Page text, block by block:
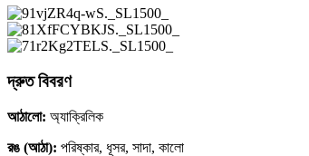
দ্রুত বিবরণ
আঠালো: অ্যাক্রিলিক
রঙ (আঠা): পরিষ্কার, ধূসর, সাদা, কালো